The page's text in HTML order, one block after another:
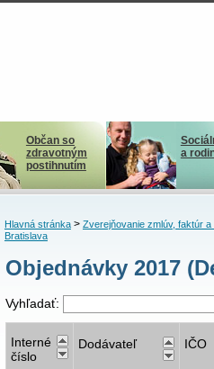
Občan so
zdravotným
postihnutím
a
Hlavná stránka> Zverejňovanie zmlúv, faktúr a
Bratislava
Objednávky 2017
Vyhľadať:
Interné
číslo
Dodávateľ IČO